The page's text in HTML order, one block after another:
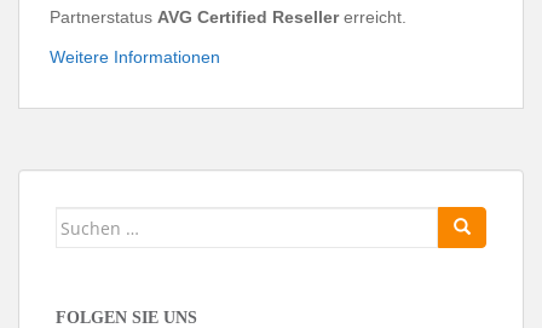
Partnerstatus AVG Certified Resellererreicht.
Weitere Informationen
Suchen
FOLGEN SIE UNS